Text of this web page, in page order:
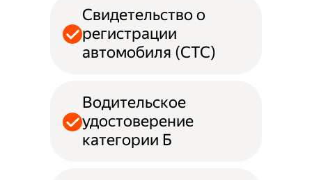
Свидетельство о
регистрации
автомобиля (СТС)
Водительское
удостоверение
категории Б